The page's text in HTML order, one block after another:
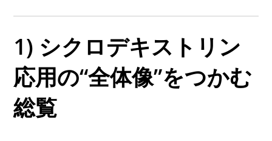
1) シクロデキストリン
応用の“全体像”をつかむ
総覧